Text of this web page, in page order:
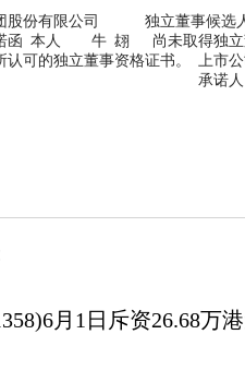
团股份有限公司 独立董事
函 本人 牛 翃 尚未取得独立董
认可的独立董事资格证书。 上市
述承诺。 承诺人
月1日斥资26.68万